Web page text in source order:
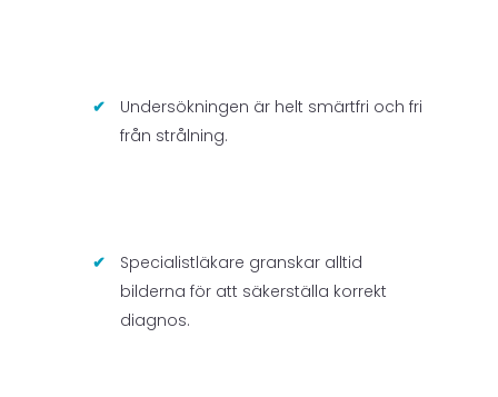
Undersökningen är helt smärtfri och fri
från strålning.
Specialistläkare granskar alltid
bilderna för att säkerställa korrekt
diagnos.